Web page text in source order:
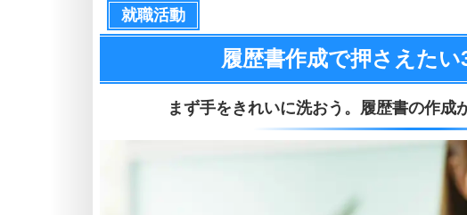
就職活動
履歴書作成で押さえたい
まず手をきれいに洗おう。 履歴書の作成